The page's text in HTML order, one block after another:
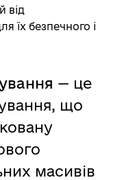
від
їх безпечного і
— це
що
масивів